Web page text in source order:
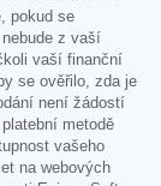
pokud se
z vaší
vaší finanční
se ověřilo, zda je
není žádostí
metodě
vašeho
na webových